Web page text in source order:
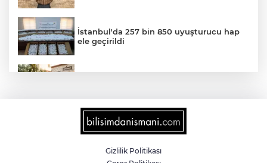
İstanbul'da 257 bin 850 uyuşturucu hap
ele geçirildi
Türkiye internete bağlandı! Her 10
kişiden 9'u çevrim içi
Gizlilik Politikası